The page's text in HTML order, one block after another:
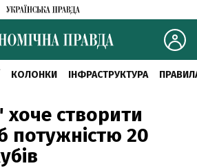
КОЛОНКИ ІНФРАСТРУКТУРА
створити
потужністю 20